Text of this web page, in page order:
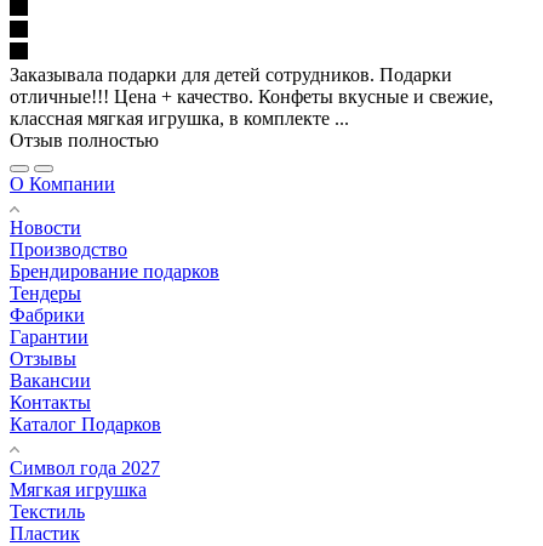
Заказывала подарки для детей сотрудников. Подарки
отличные!!! Цена + качество. Конфеты вкусные и свежие,
классная мягкая игрушка, в комплекте ...
Отзыв полностью
О Компании
Новости
Производство
Брендирование подарков
Тендеры
Фабрики
Гарантии
Отзывы
Вакансии
Контакты
Каталог Подарков
Символ года 2027
Мягкая игрушка
Текстиль
Пластик